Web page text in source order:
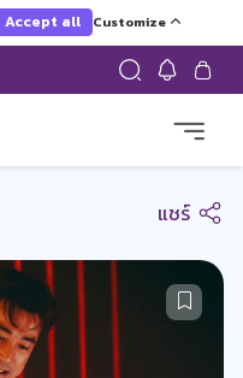
Accept all Customize
แชร์